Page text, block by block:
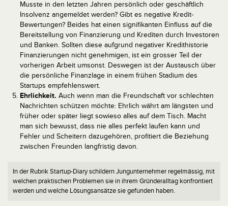
Musste in den letzten Jahren persönlich oder geschäftlich
Insolvenz angemeldet werden? Gibt es negative Kredit-
Bewertungen? Beides hat einen signifikanten Einfluss auf die
Bereitstellung von Finanzierung und Krediten durch Investoren
und Banken. Sollten diese aufgrund negativer Kredithistorie
Finanzierungen nicht genehmigen, ist ein grosser Teil der
vorherigen Arbeit umsonst. Deswegen ist der Austausch über
die persönliche Finanzlage in einem frühen Stadium des
Startups empfehlenswert.
Ehrlichkeit. Auch wenn man die Freundschaft vor schlechten
Nachrichten schützen möchte: Ehrlich währt am längsten und
früher oder später liegt sowieso alles auf dem Tisch. Macht
man sich bewusst, dass nie alles perfekt laufen kann und
Fehler und Scheitern dazugehören, profitiert die Beziehung
zwischen Freunden langfristig davon.
In der Rubrik Startup-Diary schildern Jungunternehmer regelmässig, mit
welchen praktischen Problemen sie in ihrem Gründeralltag konfrontiert
werden und welche Lösungsansätze sie gefunden haben.